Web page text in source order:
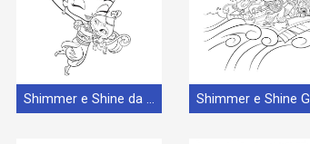
Shimmer e Shine da Stampare